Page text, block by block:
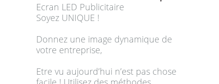
Ecran LED Publicitaire
Soyez UNIQUE !
Donnez une image dynamique de
votre entreprise,
Etre vu aujourd’hui n’est pas chose